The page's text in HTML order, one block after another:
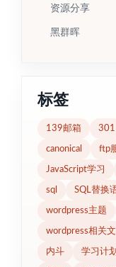
资源分享
黑群晖
标签
139邮箱 301
canonical ftp
JavaScript学习
sql SQL替换
wordpress主题
wordpress相关
内斗 学习计划